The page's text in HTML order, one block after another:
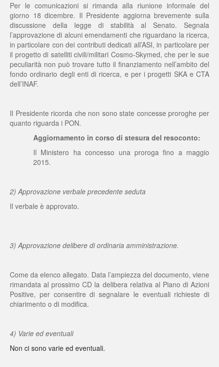
Per le comunicazioni si rimanda alla riunione informale del
giorno 18 dicembre. Il Presidente aggiorna brevemente sulla
discussione della legge di stabilità al Senato. Segnala
l’approvazione di alcuni emendamenti che riguardano la ricerca,
in particolare con dei contributi dedicati all’ASI, in particolare per
il progetto di satelliti civili/militari Cosmo-Skymed, che per le sue
peculiarità non può trovare tutto il finanziamento nell’ambito del
fondo ordinario degli enti di ricerca, e per i progetti SKA e CTA
dell’INAF.
Il Presidente ricorda che non sono state concesse proroghe per
quanto riguarda i PON.
Aggiornamento in corso di stesura del resoconto:
Il Ministero ha concesso una proroga fino a maggio
2015.
2) Approvazione verbale precedente seduta
Il verbale è approvato.
3) Approvazione delibere di ordinaria amministrazione.
Come da elenco allegato. Data l’ampiezza del documento, viene
rimandata al prossimo CD la delibera relativa al Piano di Azioni
Positive, per consentire di segnalare le eventuali richieste di
chiarimento o di modifica.
4) Varie ed eventuali
Non ci sono varie ed eventuali.